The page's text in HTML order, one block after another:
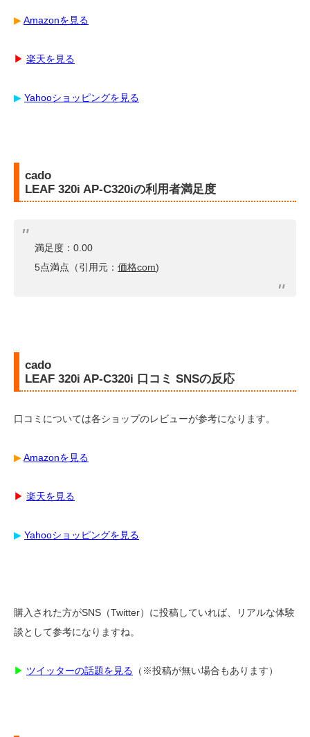
▶︎Amazonを見る
▶︎ 楽天を見る
▶︎ Yahooショッピングを見る
cado
LEAF 320i AP-C320iの利用者満足度
満足度：0.00
5点満点（引用元： 価格com)
cado
LEAF 320i AP-C320i 口コミ SNSの反応
口コミについては各ショップのレビューが参考になります。
▶︎Amazonを見る
▶︎ 楽天を見る
▶︎ Yahooショッピングを見る
購入された方がSNS（Twitter）に投稿していれば、リアルな体験
談として参考になりますね。
▶︎ ツイッターの話題を見る （※投稿が無い場合もあります）